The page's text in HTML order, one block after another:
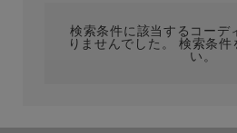
検索条件に該当するコーデ
りませんでした。 検索条件
い。